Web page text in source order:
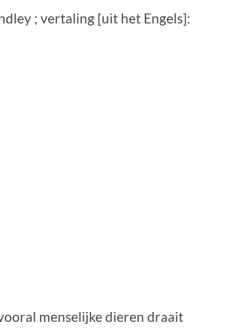
; vertaling [uit het Engels]:
menselijke dieren draait